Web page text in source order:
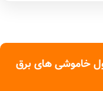
خاموشی های برق